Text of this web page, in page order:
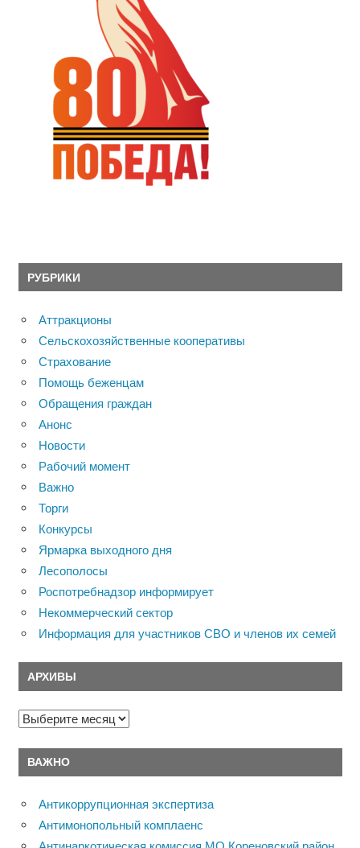
РУБРИКИ
Аттракционы
Сельскохозяйственные кооперативы
Страхование
Помощь беженцам
Обращения граждан
Анонс
Новости
Рабочий момент
Важно
Торги
Конкурсы
Ярмарка выходного дня
Лесополосы
Роспотребнадзор информирует
Некоммерческий сектор
Информация для участников СВО и членов их семей
АРХИВЫ
Архивы
ВАЖНО
Антикоррупционная экспертиза
Антимонопольный комплаенс